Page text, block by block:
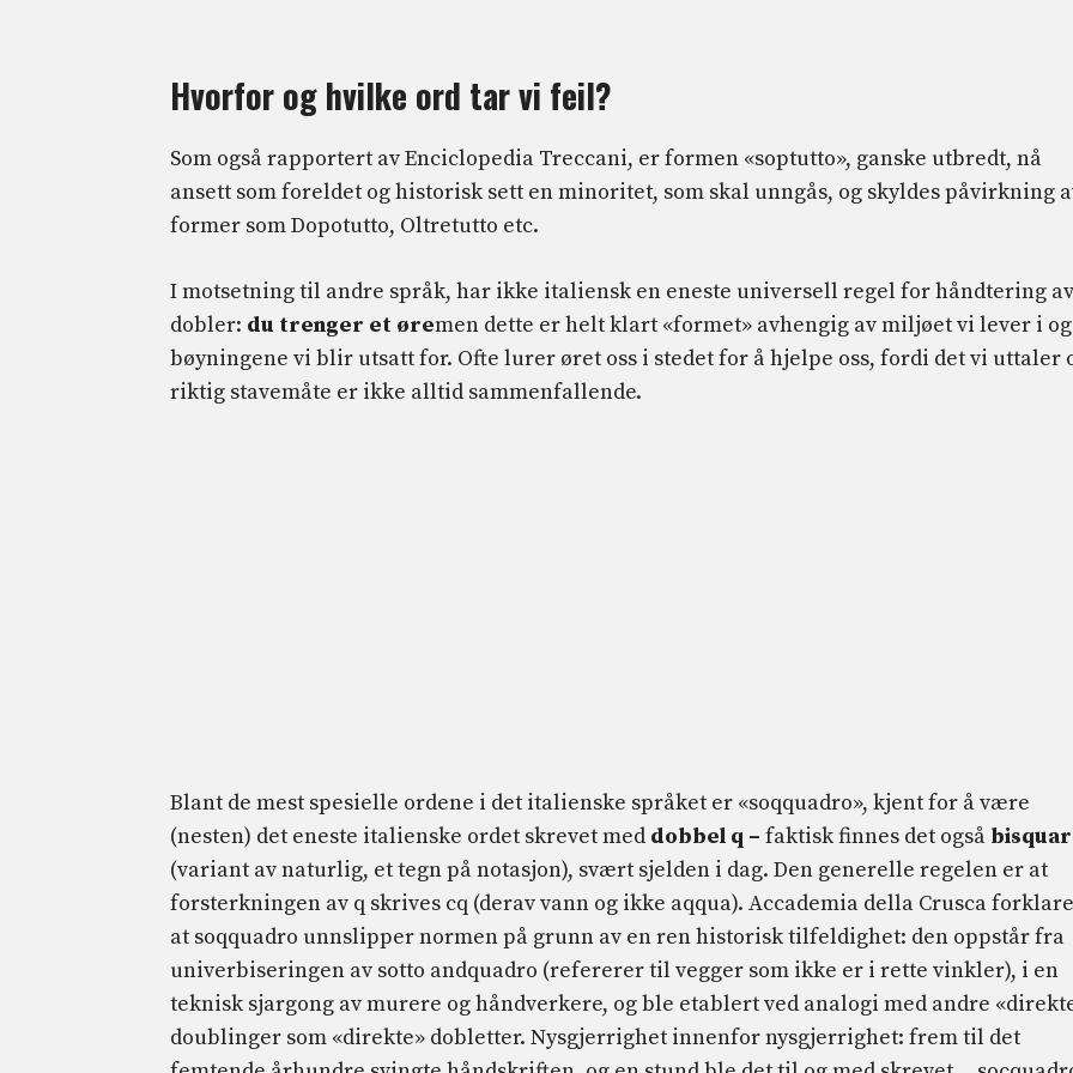
Hvorfor og hvilke ord tar vi feil?
Som også rapportert av Enciclopedia Treccani, er formen «soptutto», ganske utbredt, nå
ansett som foreldet og historisk sett en minoritet, som skal unngås, og skyldes påvirkning
former som Dopotutto, Oltretutto etc.
I motsetning til andre språk, har ikke italiensk en eneste universell regel for håndtering av
dobler: du trenger et øremen dette er helt klart «formet» avhengig av miljøet vi lever i og
bøyningene vi blir utsatt for. Ofte lurer øret oss i stedet for å hjelpe oss, fordi det vi uttaler
riktig stavemåte er ikke alltid sammenfallende.
Blant de mest spesielle ordene i det italienske språket er «soqquadro», kjent for å være
(nesten) det eneste italienske ordet skrevet med dobbel q – faktisk finnes det også
(variant av naturlig, et tegn på notasjon), svært sjelden i dag. Den generelle regelen er at
forsterkningen av q skrives cq (derav vann og ikke aqqua). Accademia della Crusca
at soqquadro unnslipper normen på grunn av en ren historisk tilfeldighet: den oppstår fra
univerbiseringen av sotto andquadro (refererer til vegger som ikke er i rette vinkler), i en
teknisk sjargong av murere og håndverkere, og ble etablert ved analogi med andre
doublinger som «direkte» dobletter. Nysgjerrighet innenfor nysgjerrighet: frem til det